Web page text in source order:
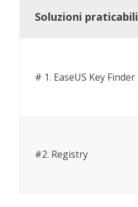
Soluzioni praticabili
# 1. EaseUS Key Finder
#2. Registry